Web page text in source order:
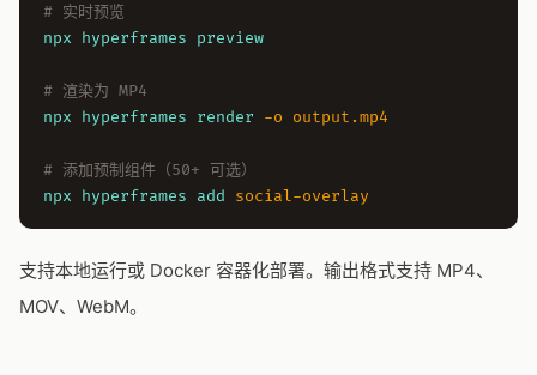
# 实时预览
npx hyperframes preview
# 渲染为 MP4
npx hyperframes render
-o output.mp4
# 添加预制组件（50+ 可选）
npx hyperframes add
social-overlay
支持本地运行或 Docker 容器化部署。输出格式支持 MP4、
MOV、WebM。